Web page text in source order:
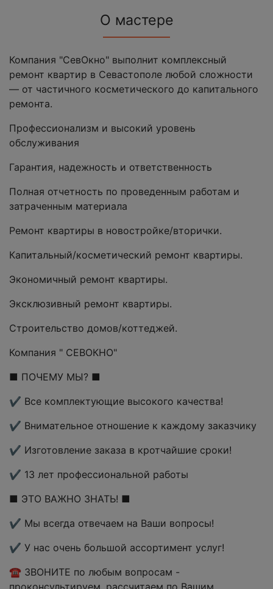
О мастере
Компания "СевОкно" выполнит комплексный
ремонт квартир в Севастополе любой сложности
— от частичного косметического до капитального
ремонта.
Профессионализм и высокий уровень
обслуживания
Гарантия, надежность и ответственность
Полная отчетность по проведенным работам и
затраченным материала
Ремонт квартиры в новостройке/вторички.
Капитальный/косметический ремонт квартиры.
Экономичный ремонт квартиры.
Эксклюзивный ремонт квартиры.
Строительство домов/коттеджей.
Компания " СЕВОКНО"
■ ПОЧЕМУ МЫ? ■
✔ Все комплектующие высокого качества!
✔ Внимательное отношение к каждому заказчику
✔ Изготовление заказа в кротчайшие сроки!
✔ 13 лет профессиональной работы
■ ЭТО ВАЖНО ЗНАТЬ! ■
✔ Мы всегда отвечаем на Ваши вопросы!
✔ У нас очень большой ассортимент услуг!
☎ ЗВОНИТЕ по любым вопросам -